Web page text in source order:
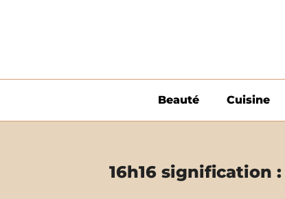
Beauté Cuisine
16h16 signification